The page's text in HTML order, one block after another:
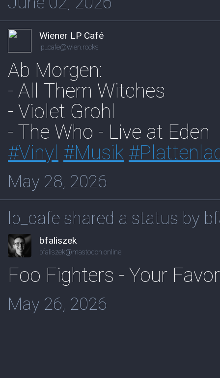
Wiener LP Café
lp_cafe@wien.rocks
Ab Morgen:
- All Them Witches
- Violet Grohl
- The Who - Live at Eden
#Vinyl #Musik #
May 28, 2026
lp_cafe shared a status by
bfaliszek
bfaliszek@mastodon.online
Foo Fighters - Your
May 26, 2026